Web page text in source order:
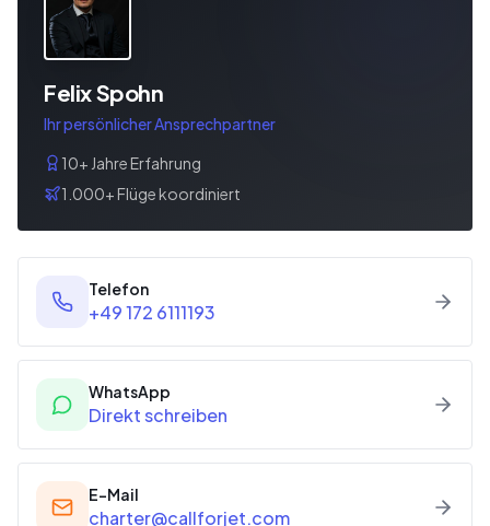
Felix Spohn
Ihr persönlicher Ansprechpartner
10+ Jahre Erfahrung
1.000+ Flüge koordiniert
Telefon
+49 172 6111193
WhatsApp
Direkt schreiben
E-Mail
charter@callforjet.com